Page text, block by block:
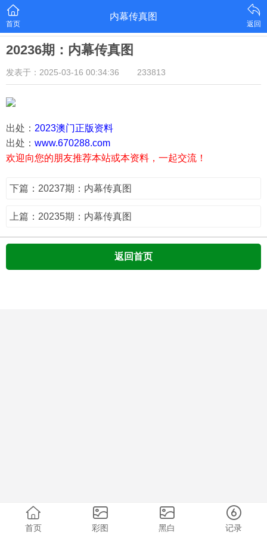
首页
内幕传真图
返回
20236期：内幕传真图
发表于：2025-03-16 00:34:36 233813
出处： 2023澳门正版资料
出处： www.670288.com
欢迎向您的朋友推荐本站或本资料，一起交流！
下篇：20237期：内幕传真图
上篇：20235期：内幕传真图
返回首页
首页 彩图 黑白 记录